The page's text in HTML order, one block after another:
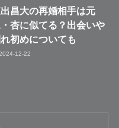
昌大の再婚相手は元
杏に似てる？出会いや
初めについても
12-22